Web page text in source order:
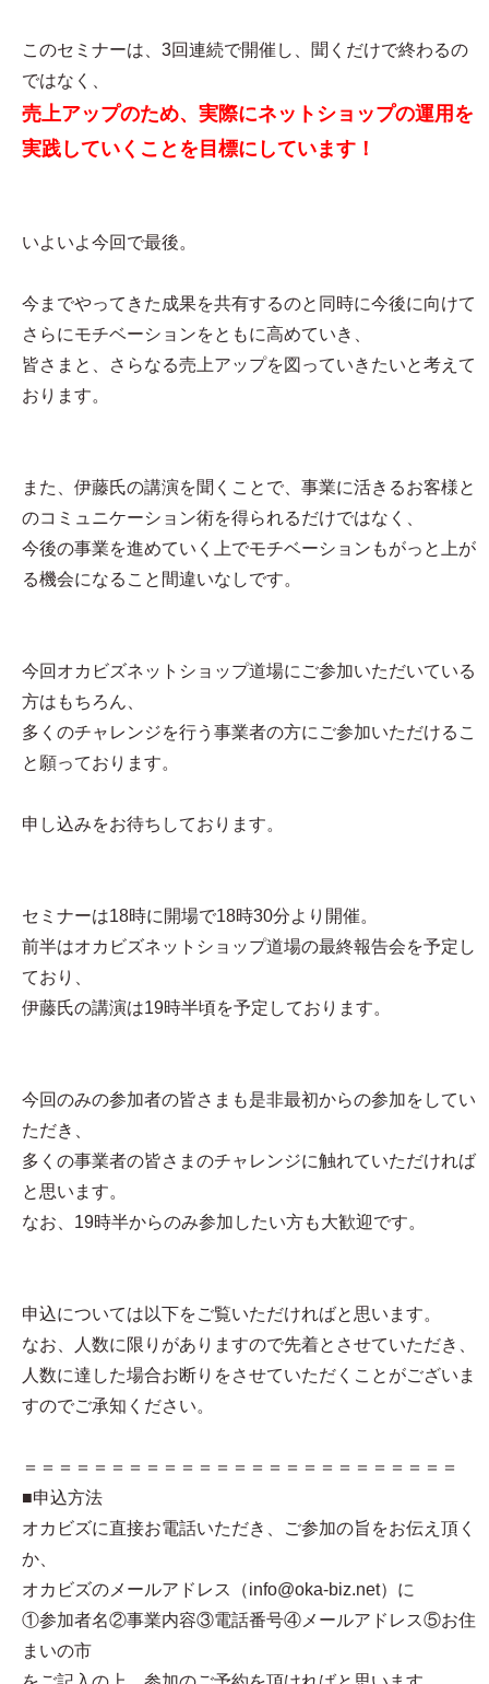
このセミナーは、3回連続で開催し、聞くだけで終わるの
ではなく、
売上アップのため、実際にネットショップの運用を
実践していくことを目標にしています！
いよいよ今回で最後。
今までやってきた成果を共有するのと同時に今後に向けて
さらにモチベーションをともに高めていき、
皆さまと、さらなる売上アップを図っていきたいと考えて
おります。
また、伊藤氏の講演を聞くことで、事業に活きるお客様と
のコミュニケーション術を得られるだけではなく、
今後の事業を進めていく上でモチベーションもがっと上が
る機会になること間違いなしです。
今回オカビズネットショップ道場にご参加いただいている
方はもちろん、
多くのチャレンジを行う事業者の方にご参加いただけるこ
と願っております。
申し込みをお待ちしております。
セミナーは18時に開場で18時30分より開催。
前半はオカビズネットショップ道場の最終報告会を予定し
ており、
伊藤氏の講演は19時半頃を予定しております。
今回のみの参加者の皆さまも是非最初からの参加をしてい
ただき、
多くの事業者の皆さまのチャレンジに触れていただければ
と思います。
なお、19時半からのみ参加したい方も大歓迎です。
申込については以下をご覧いただければと思います。
なお、人数に限りがありますので先着とさせていただき、
人数に達した場合お断りをさせていただくことがございま
すのでご承知ください。
＝＝＝＝＝＝＝＝＝＝＝＝＝＝＝＝＝＝＝＝＝＝＝＝＝
■申込方法
オカビズに直接お電話いただき、ご参加の旨をお伝え頂く
か、
オカビズのメールアドレス（info@oka-biz.net）に
①参加者名②事業内容③電話番号④メールアドレス⑤お住
まいの市